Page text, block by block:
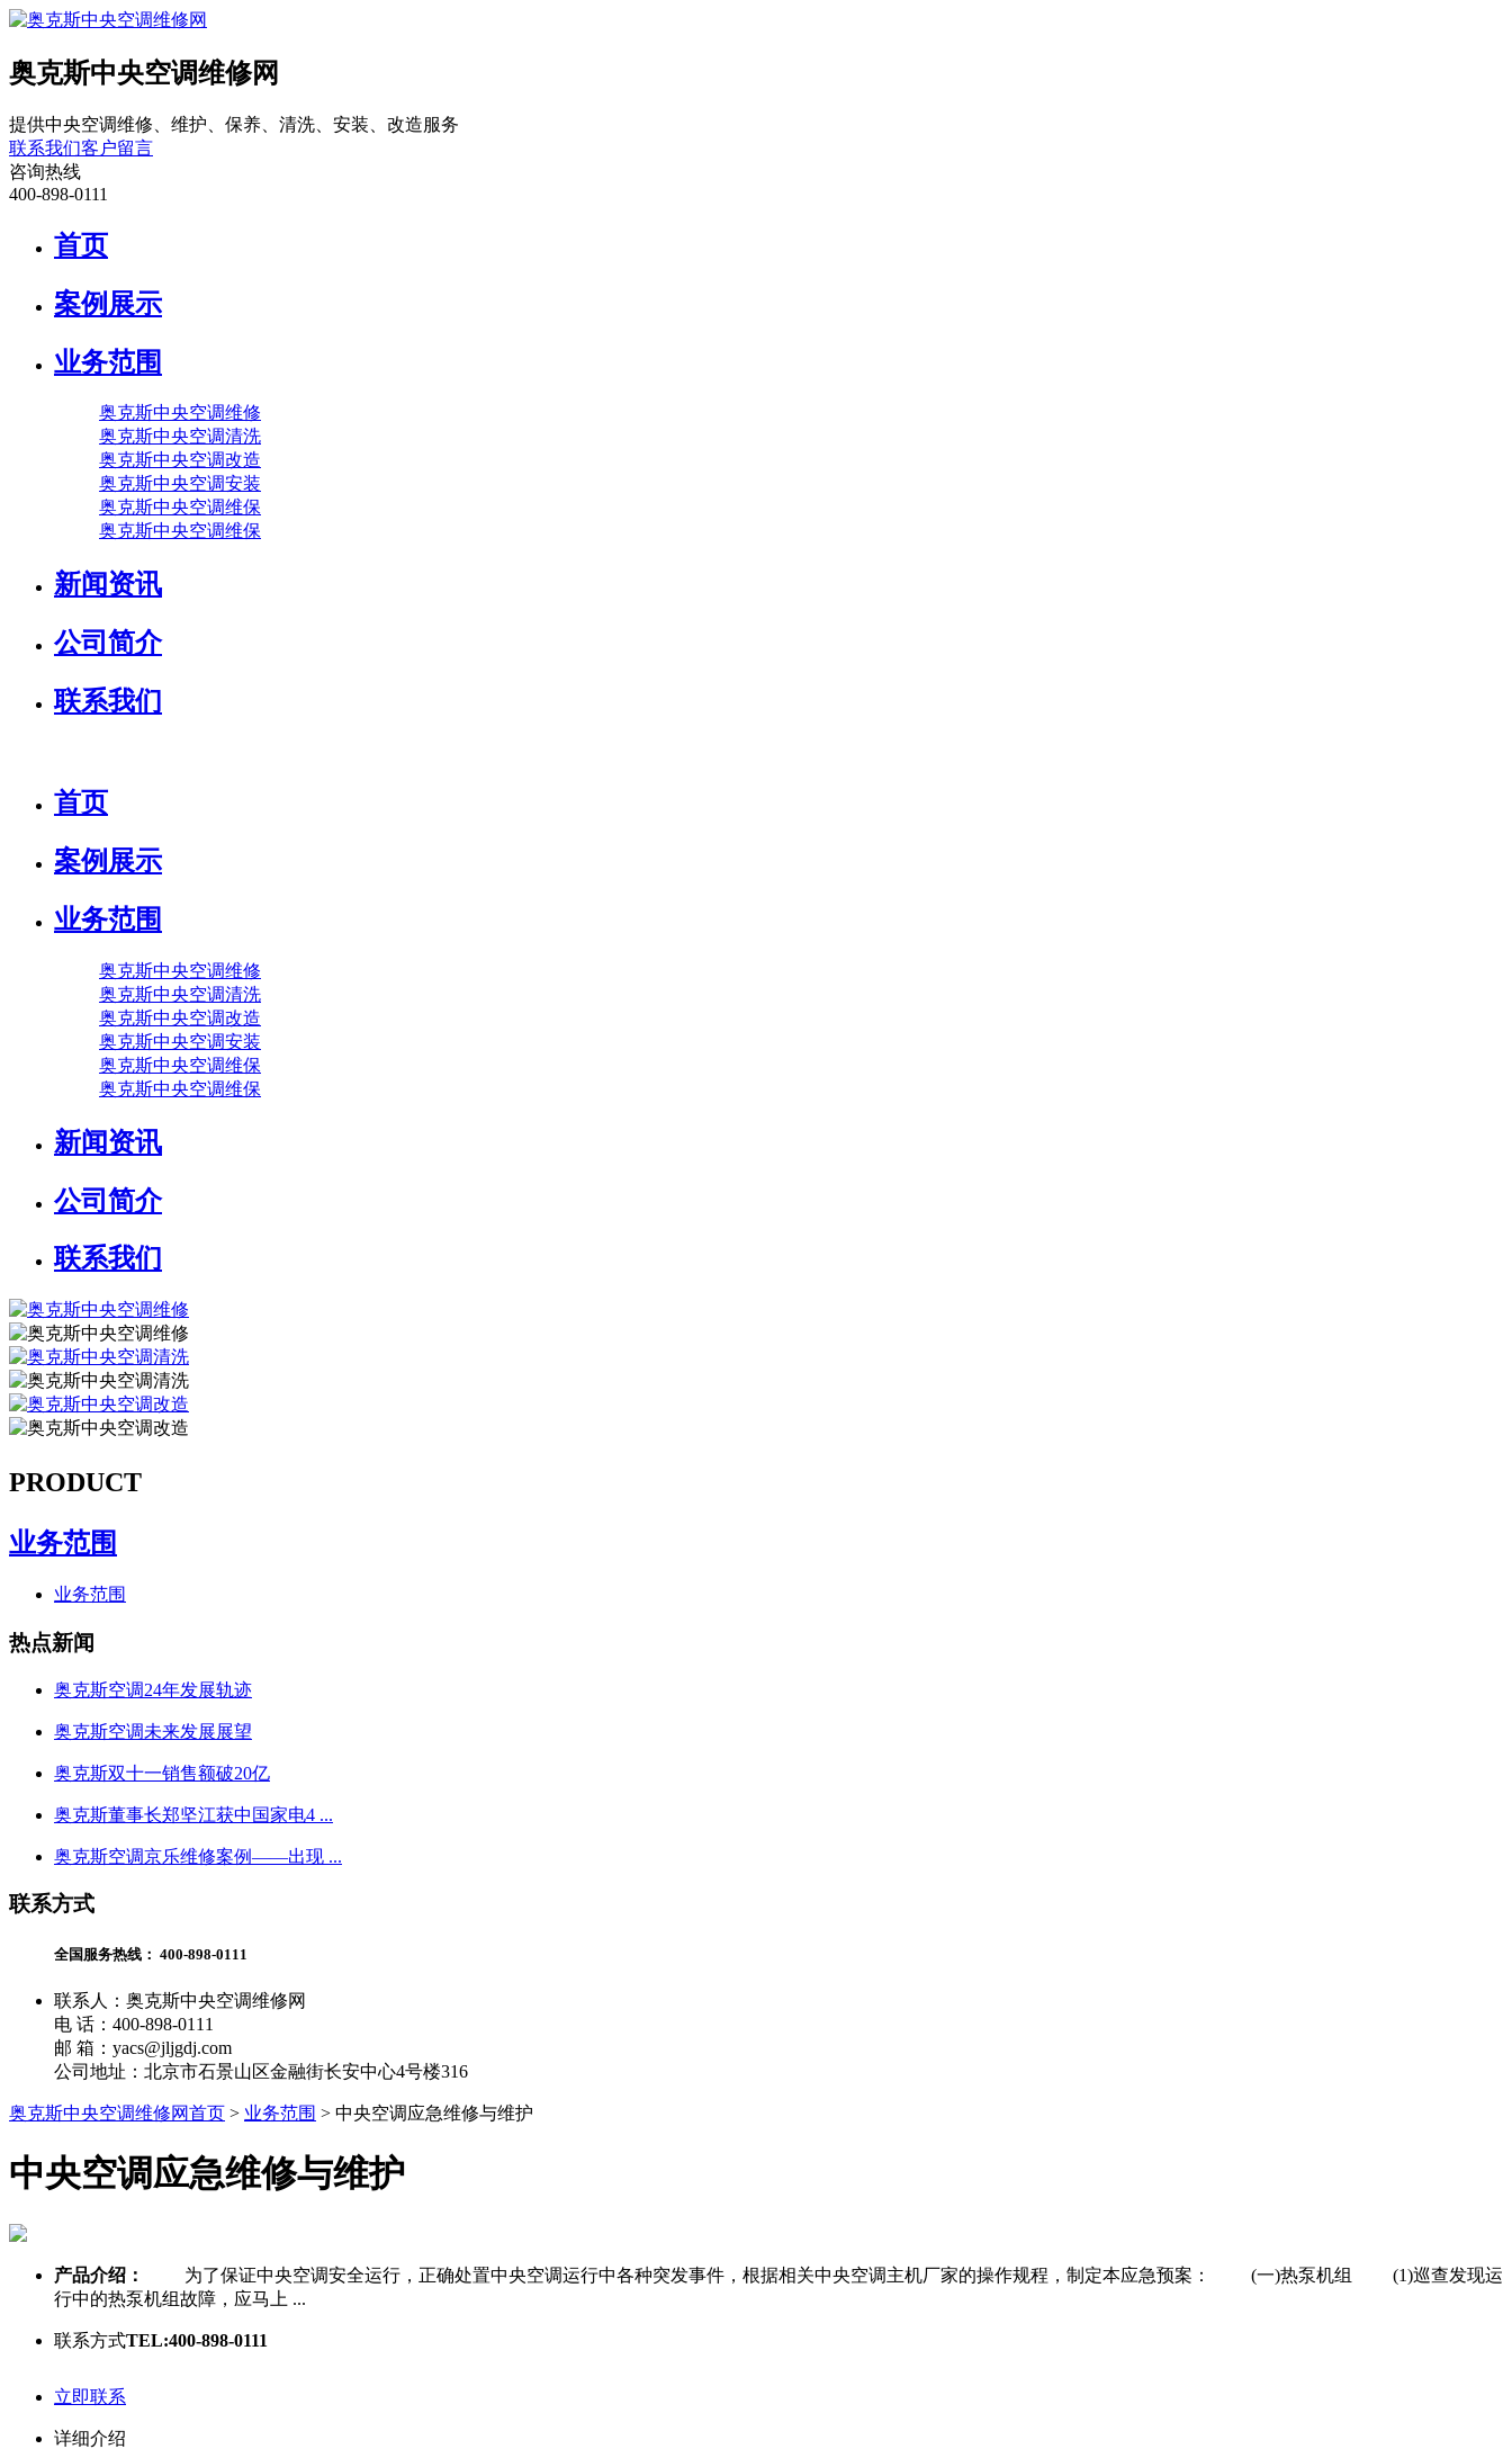
奥克斯中央空调维修网
提供中央空调维修、维护、保养、清洗、安装、改造服务
联系我们客户留言
咨询热线
400-898-0111
首页
案例展示
业务范围
奥克斯中央空调维修
奥克斯中央空调清洗
奥克斯中央空调改造
奥克斯中央空调安装
奥克斯中央空调维保
奥克斯中央空调维保
新闻资讯
公司简介
联系我们
首页
案例展示
业务范围
奥克斯中央空调维修
奥克斯中央空调清洗
奥克斯中央空调改造
奥克斯中央空调安装
奥克斯中央空调维保
奥克斯中央空调维保
新闻资讯
公司简介
联系我们
PRODUCT
业务范围
业务范围
热点新闻
奥克斯空调24年发展轨迹
奥克斯空调未来发展展望
奥克斯双十一销售额破20亿
奥克斯董事长郑坚江获中国家电4 ...
奥克斯空调京乐维修案例——出现 ...
联系方式
全国服务热线： 400-898-0111
联系人：奥克斯中央空调维修网
电 话：400-898-0111
邮 箱：yacs@jljgdj.com
公司地址：北京市石景山区金融街长安中心4号楼316
奥克斯中央空调维修网首页 > 业务范围 > 中央空调应急维修与维护
中央空调应急维修与维护
产品介绍：
为了保证中央空调安全运行，正确处置中央空调运行中各种突发事件，根据相关中央空调主机厂家的操作规程，制定本应急预案： (一)热泵机组 (1)巡查发现运
行中的热泵机组故障，应马上 ...
联系方式TEL:400-898-0111
立即联系
详细介绍